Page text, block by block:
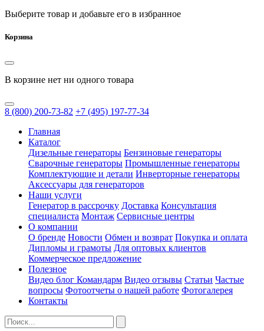
Выберите товар и добавьте его в избранное
Корзина
В корзине нет ни одного товара
8 (800) 200-73-82 +7 (495) 197-77-34
Главная
Каталог
Дизельные генераторы Бензиновые генераторы
Сварочные генераторы Промышленные генераторы
Комплектующие и детали Инверторные генераторы
Аксессуары для генераторов
Наши услуги
Генератор в рассрочку Доставка Консультация
специалиста Монтаж Сервисные центры
О компании
О бренде Новости Обмен и возврат Покупка и оплата
Дипломы и грамоты Для оптовых клиентов
Коммерческое предложение
Полезное
Видео блог Командарм Видео отзывы Статьи Частые
вопросы Фотоотчеты о нашей работе Фотогалерея
Контакты